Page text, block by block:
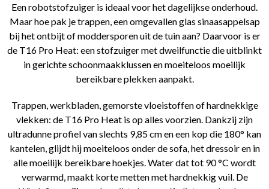
Een robotstofzuiger is ideaal voor het dagelijkse onderhoud.
Maar hoe pak je trappen, een omgevallen glas sinaasappelsap
bij het ontbijt of moddersporen uit de tuin aan? Daarvoor is er
de T16 Pro Heat: een stofzuiger met dweilfunctie die uitblinkt
in gerichte schoonmaakklussen en moeiteloos moeilijk
bereikbare plekken aanpakt.
Trappen, werkbladen, gemorste vloeistoffen of hardnekkige
vlekken: de T16 Pro Heat is op alles voorzien. Dankzij zijn
ultradunne profiel van slechts 9,85 cm en een kop die 180° kan
kantelen, glijdt hij moeiteloos onder de sofa, het dressoir en in
alle moeilijk bereikbare hoekjes. Water dat tot 90 °C wordt
verwarmd, maakt korte metten met hardnekkig vuil. De